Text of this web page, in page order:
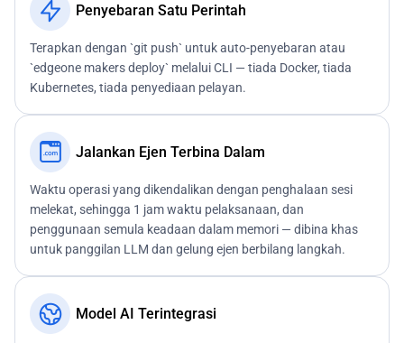
Penyebaran Satu Perintah
Terapkan dengan `git push` untuk auto-penyebaran atau
`edgeone makers deploy` melalui CLI — tiada Docker, tiada
Kubernetes, tiada penyediaan pelayan.
Jalankan Ejen Terbina Dalam
Waktu operasi yang dikendalikan dengan penghalaan sesi
melekat, sehingga 1 jam waktu pelaksanaan, dan
penggunaan semula keadaan dalam memori — dibina khas
untuk panggilan LLM dan gelung ejen berbilang langkah.
Model AI Terintegrasi